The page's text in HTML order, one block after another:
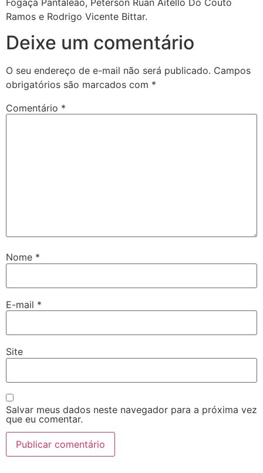
Ramos e Rodrigo Vicente Bittar.
Deixe um comentário
O seu endereço de e-mail não será publicado. Campos
obrigatórios são marcados com *
Comentário *
Nome *
E-mail *
Site
Salvar meus dados neste navegador para a próxima vez
que eu comentar.